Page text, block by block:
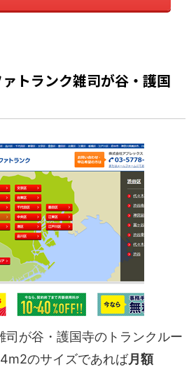
トランク雑司が谷・護国
司が谷・護国寺のトランクルー
のサイズであれば月額